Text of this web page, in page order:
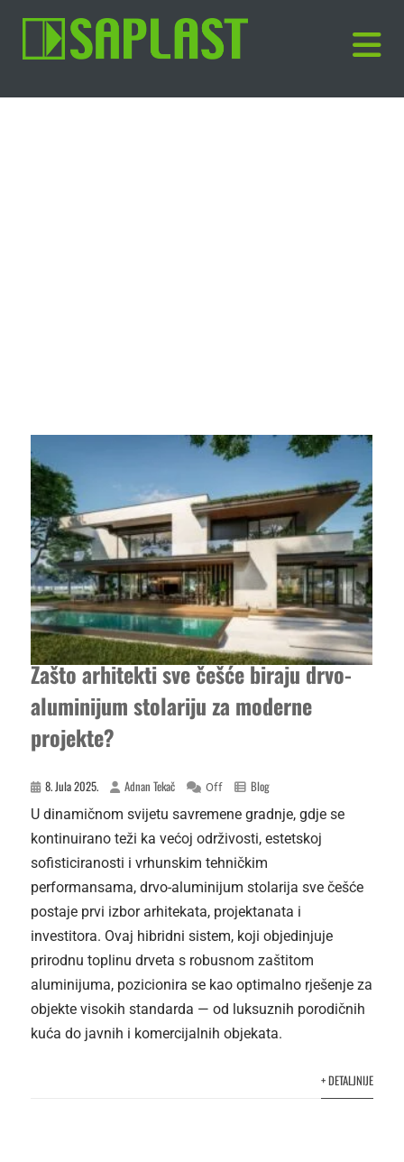
Zašto arhitekti sve češće biraju drvo-
aluminijum stolariju za moderne
projekte?
8. Jula 2025. Adnan Tekač Off
Blog
U dinamičnom svijetu savremene gradnje, gdje se
kontinuirano teži ka većoj održivosti, estetskoj
sofisticiranosti i vrhunskim tehničkim
performansama, drvo-aluminijum stolarija sve češće
postaje prvi izbor arhitekata, projektanata i
investitora. Ovaj hibridni sistem, koji objedinjuje
prirodnu toplinu drveta s robusnom zaštitom
aluminijuma, pozicionira se kao optimalno rješenje za
objekte visokih standarda — od luksuznih porodičnih
kuća do javnih i komercijalnih objekata.
+ DETALJNIJE